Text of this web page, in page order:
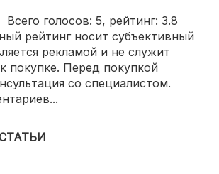
Всего голосов: 5, рейтинг: 3.8
рейтинг носит субъективный
рекламой и не служит
покупке. Перед покупкой
со специалистом.